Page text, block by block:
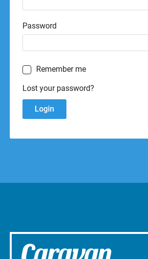
Password
Remember me
Lost your password?